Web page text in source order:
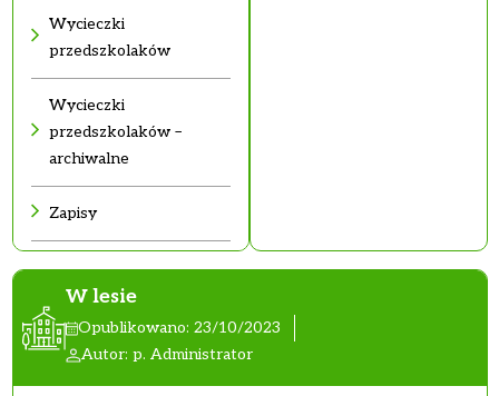
W lesie
Opublikowano: 23/10/2023
Autor: p. Administrator
Wycieczki
przedszkolaków
Wycieczki
przedszkolaków –
archiwalne
Zapisy